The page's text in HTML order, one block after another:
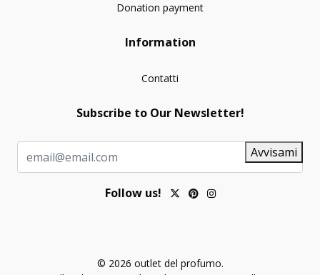
Donation payment
Information
Contatti
Subscribe to Our Newsletter!
Avvisami
Follow us!
© 2026 outlet del profumo.